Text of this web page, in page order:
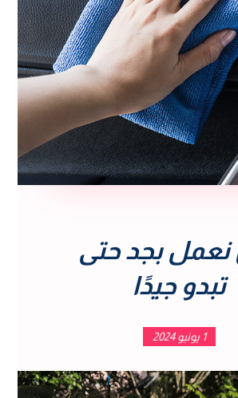
نعمل بجد حتى
تبدو جيدًا
1 يونيو 2024